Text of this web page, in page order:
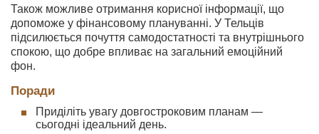
Також можливе отримання корисної інформації, що
допоможе у фінансовому плануванні. У Тельців
підсилюється почуття самодостатності та внутрішнього
спокою, що добре впливає на загальний емоційний
фон.
Поради
Приділіть увагу довгостроковим планам —
сьогодні ідеальний день.